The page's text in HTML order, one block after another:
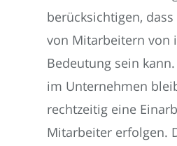
berücksichtigen,
von Mitarbeitern von
Bedeutung sein
im Unternehmen
rechtzeitig eine
Mitarbeiter erfolgen.